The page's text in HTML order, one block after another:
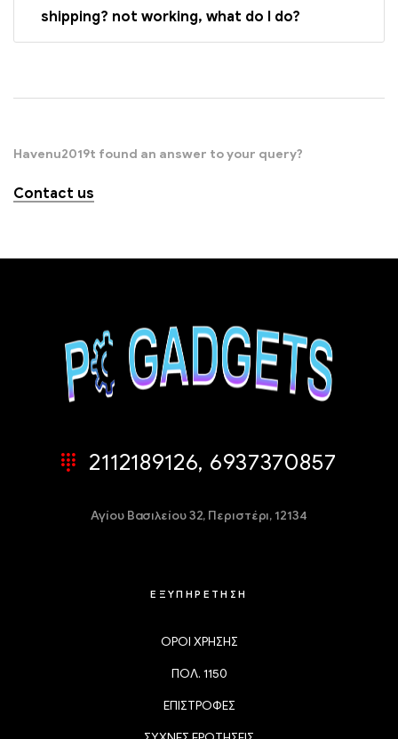
Havenu2019t found an answer to your query?
Contact us
shipping? not working, what do I do?
2112189126, 6937370857
Αγίου Βασιλείου 32, Περιστέρι, 12134
ΕΞΥΠΗΡΕΤΗΣΗ
ΟΡΟΙ ΧΡΗΣΗΣ
ΠΟΛ. 1150
ΕΠΙΣΤΡΟΦΕΣ